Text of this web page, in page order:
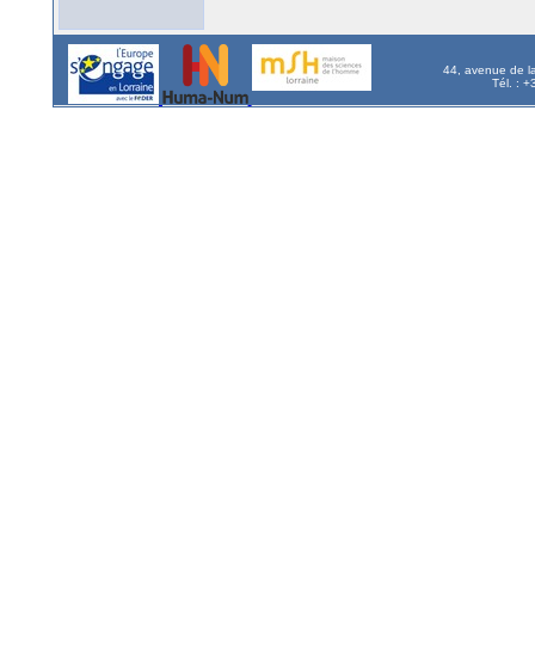
44, avenue de
Tél. :